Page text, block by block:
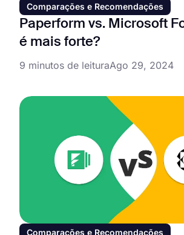
Comparações e Recomendações
Paperform vs. Microsoft
é mais forte?
9 minutos de leituraAgo 29, 2024
Comparações e Recomendações